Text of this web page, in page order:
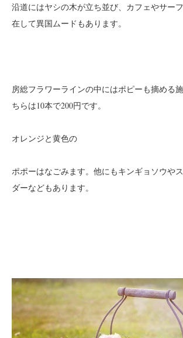
沿道にはヤシの木が立ち並び、カフェやサー
在して異国ムードもあります。
房総フラワーラインの中にはポピーも摘める
ちらは10本で200円です。
オレンジと黄色の
ポポーはなごみます。他にもキンギョソウや
ダーなどもあります。